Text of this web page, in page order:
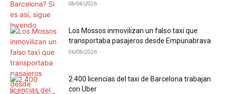
08/08/2026
Los Mossos inmovilizan un falso taxi que
transportaba pasajeros desde Empuriabrava
06/08/2026
2.400 licencias del taxi de Barcelona trabajan
con Uber